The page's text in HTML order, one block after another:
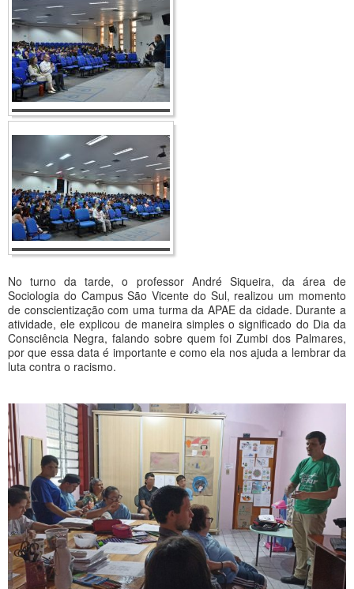
No turno da tarde, o professor André Siqueira, da área de
Sociologia do Campus São Vicente do Sul, realizou um momento
de conscientização com uma turma da APAE da cidade. Durante a
atividade, ele explicou de maneira simples o significado do Dia da
Consciência Negra, falando sobre quem foi Zumbi dos Palmares,
por que essa data é importante e como ela nos ajuda a lembrar da
luta contra o racismo.